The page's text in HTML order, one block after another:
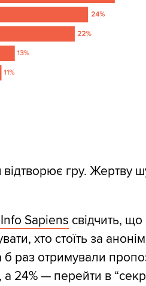
гру. Жертву
Sapiens свідчить,
хто стоїть за
раз отримували
24% — перейти в